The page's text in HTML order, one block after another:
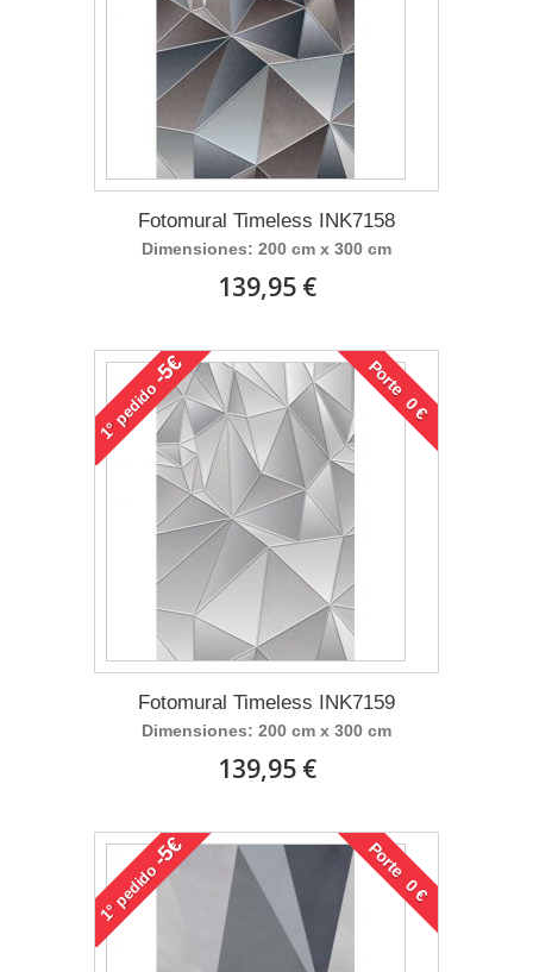
Fotomural Timeless INK7158
Dimensiones: 200 cm x 300 cm
139,95 €
1°
pedido
-5€ Porte 0 €
Fotomural Timeless INK7159
Dimensiones: 200 cm x 300 cm
139,95 €
1°
pedido
-5€ Porte 0 €